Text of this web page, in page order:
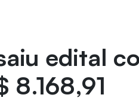
edital
8.168,91